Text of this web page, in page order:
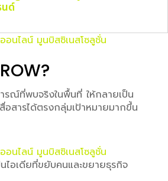
นด์
รณ์ที่พบจริงในพื้นที่ ให้กลายเป็น
สารได้ตรงกลุ่มเป้าหมายมากขึ้น
ไอเดียที่ขยับคนและขยายธุรกิจ